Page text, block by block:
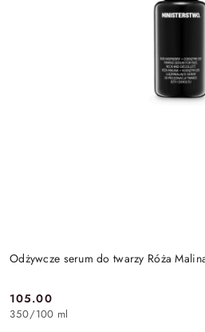
Odżywcze serum do twarzy Róża
Cena:
105.00
350/100 ml